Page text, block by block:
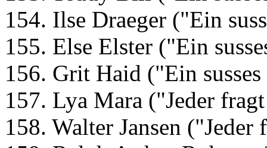
154. Ilse Draeger ("Ein
155. Else Elster ("Ein
156. Grit Haid ("Ein
157. Lya Mara ("Jeder
158. Walter Jansen